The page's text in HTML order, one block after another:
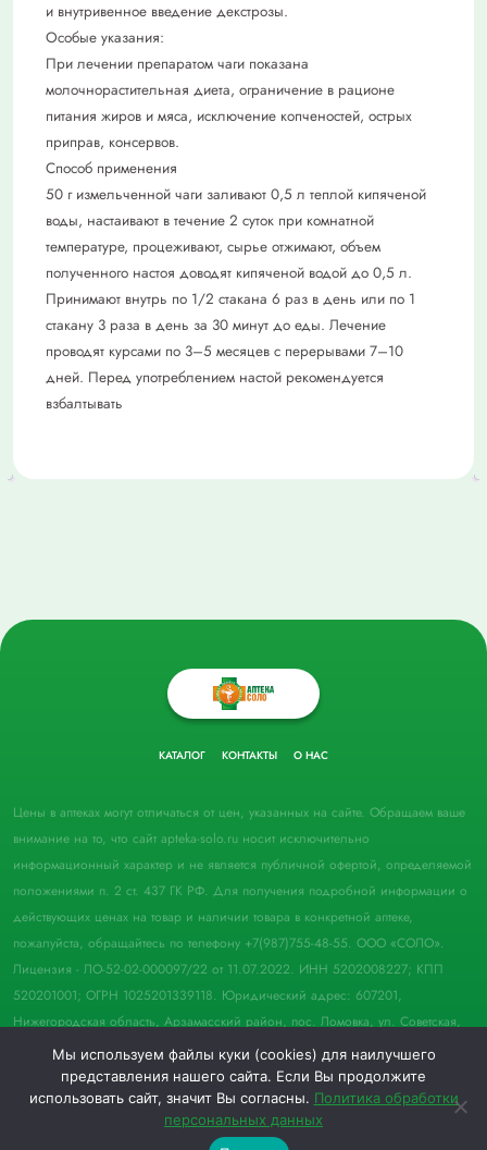
и внутривенное введение декстрозы.
Особые указания:
При лечении препаратом чаги показана
молочнорастительная диета, ограничение в рационе
питания жиров и мяса, исключение копченостей, острых
приправ, консервов.
Способ применения
50 г измельченной чаги заливают 0,5 л теплой кипяченой
воды, настаивают в течение 2 суток при комнатной
температуре, процеживают, сырье отжимают, объем
полученного настоя доводят кипяченой водой до 0,5 л.
Принимают внутрь по 1/2 стакана 6 раз в день или по 1
стакану 3 раза в день за 30 минут до еды. Лечение
проводят курсами по 3–5 месяцев с перерывами 7–10
дней. Перед употреблением настой рекомендуется
взбалтывать
0
КАТАЛОГ КОНТАКТЫ О НАС
Цены в аптеках могут отличаться от цен, указанных на сайте. Обращаем ваше
внимание на то, что сайт apteka-solo.ru носит исключительно
информационный характер и не является публичной офертой, определяемой
положениями п. 2 ст. 437 ГК РФ. Для получения подробной информации о
действующих ценах на товар и наличии товара в конкретной аптеке,
пожалуйста, обращайтесь по телефону +7(987)755-48-55. ООО «СОЛО».
Лицензия - ЛО-52-02-000097/22 от 11.07.2022. ИНН 5202008227; КПП
520201001; ОГРН 1025201339118. Юридический адрес: 607201,
Нижегородская область, Арзамасский район, пос. Ломовка, ул. Советская,
д. 33, пом. 21.
© 2022 Аптека "Соло". Все права защищены.
Мы используем файлы куки (cookies) для наилучшего
представления нашего сайта. Если Вы продолжите
использовать сайт, значит Вы согласны. Политика обработки
персональных данных